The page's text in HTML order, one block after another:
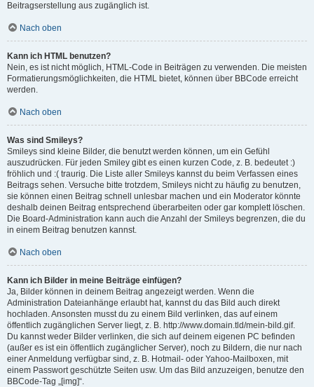
Beitragserstellung aus zugänglich ist.
Nach oben
Kann ich HTML benutzen?
Nein, es ist nicht möglich, HTML-Code in Beiträgen zu verwenden. Die meisten
Formatierungsmöglichkeiten, die HTML bietet, können über BBCode erreicht
werden.
Nach oben
Was sind Smileys?
Smileys sind kleine Bilder, die benutzt werden können, um ein Gefühl
auszudrücken. Für jeden Smiley gibt es einen kurzen Code, z. B. bedeutet :)
fröhlich und :( traurig. Die Liste aller Smileys kannst du beim Verfassen eines
Beitrags sehen. Versuche bitte trotzdem, Smileys nicht zu häufig zu benutzen,
sie können einen Beitrag schnell unlesbar machen und ein Moderator könnte
deshalb deinen Beitrag entsprechend überarbeiten oder gar komplett löschen.
Die Board-Administration kann auch die Anzahl der Smileys begrenzen, die du
in einem Beitrag benutzen kannst.
Nach oben
Kann ich Bilder in meine Beiträge einfügen?
Ja, Bilder können in deinem Beitrag angezeigt werden. Wenn die
Administration Dateianhänge erlaubt hat, kannst du das Bild auch direkt
hochladen. Ansonsten musst du zu einem Bild verlinken, das auf einem
öffentlich zugänglichen Server liegt, z. B. http://www.domain.tld/mein-bild.gif.
Du kannst weder Bilder verlinken, die sich auf deinem eigenen PC befinden
(außer es ist ein öffentlich zugänglicher Server), noch zu Bildern, die nur nach
einer Anmeldung verfügbar sind, z. B. Hotmail- oder Yahoo-Mailboxen, mit
einem Passwort geschützte Seiten usw. Um das Bild anzuzeigen, benutze den
BBCode-Tag „[img]“.